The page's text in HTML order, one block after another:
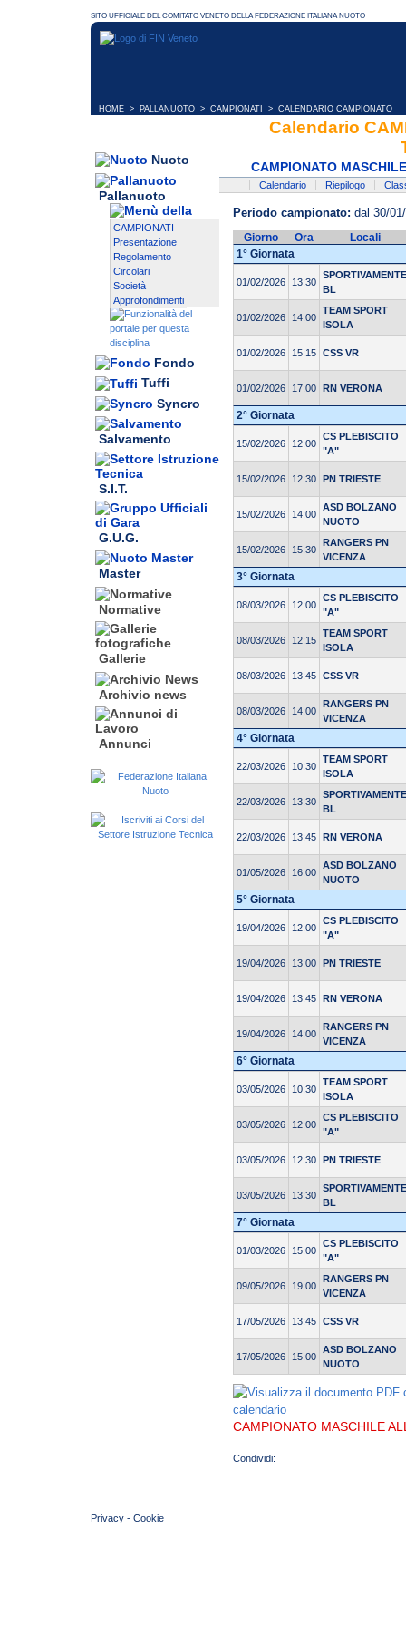
HOME > PALLANUOTO > CAMPIONATI > CALENDARIO CAMPIONATO
Nuoto
Pallanuoto
CAMPIONATI
Presentazione
Regolamento
Circolari
Società
Approfondimenti
Fondo
Tuffi
Syncro
Salvamento
S.I.T.
G.U.G.
Master
Normative
Gallerie
Archivio news
Annunci
Calendario
CAMPIONATO
Calendario Riepilogo
Periodo campionato: dal 30/
Giorno Ora
Locali
1° Giornata
01/02/2026 13:30
SPORTIVAMENTE
BL
01/02/2026 14:00
TEAM SPORT
ISOLA
01/02/2026 15:15 CSS VR
01/02/2026 17:00 RN VERONA
2° Giornata
15/02/2026 12:00
CS PLEBISCITO
"A"
15/02/2026 12:30 PN TRIESTE
15/02/2026 14:00
ASD BOLZANO
NUOTO
15/02/2026 15:30
RANGERS PN
VICENZA
3° Giornata
08/03/2026 12:00
CS PLEBISCITO
"A"
08/03/2026 12:15
TEAM SPORT
ISOLA
08/03/2026 13:45 CSS VR
08/03/2026 14:00
RANGERS PN
VICENZA
4° Giornata
22/03/2026 10:30
TEAM SPORT
ISOLA
22/03/2026 13:30
SPORTIVAMENTE
BL
22/03/2026 13:45 RN VERONA
01/05/2026 16:00
ASD BOLZANO
NUOTO
5° Giornata
19/04/2026 12:00
CS PLEBISCITO
"A"
19/04/2026 13:00 PN TRIESTE
19/04/2026 13:45 RN VERONA
19/04/2026 14:00
RANGERS PN
VICENZA
6° Giornata
03/05/2026 10:30
TEAM SPORT
ISOLA
03/05/2026 12:00
CS PLEBISCITO
"A"
03/05/2026 12:30 PN TRIESTE
03/05/2026 13:30
SPORTIVAMENTE
BL
7° Giornata
01/03/2026 15:00
CS PLEBISCITO
"A"
09/05/2026 19:00
RANGERS PN
VICENZA
17/05/2026 13:45 CSS VR
17/05/2026 15:00
ASD BOLZANO
NUOTO
CAMPIONATO MASCHILE
Privacy - Cookie